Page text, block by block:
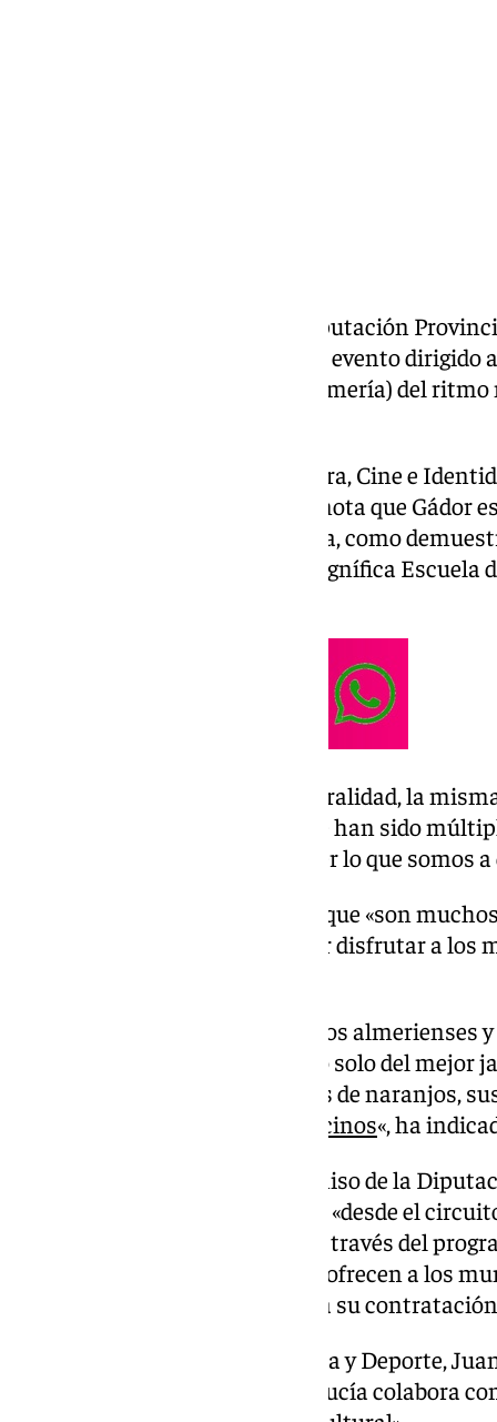
El Patio del Mandarino de la Diputación
‘, un evento
llenar el municipio de Gádor (Almería) del
La diputada provincial de Cultura, Cine e
Morales, ha trasladado en una nota que Gádor
cultura y en especial a la música, como
agrupaciones que posee y la magnífica Escuela
«El jazz es fusión, es multiculturalidad, la
en este valle del Andarax, donde han sido
han dejado su impronta para ser lo que somos
Del mismo modo, ha explicado que «son
esta música mestiza para hacer disfrutar a los
«Solo me queda invitar a todos los almerienses
disfruten durante estos días, no solo del mejor
maravilloso pueblo, sus campos de naranjos,
vecinos«, ha
Así, ha transmitido el compromiso de la
través de múltiples actividades, «desde el
anunciamos hace unos días o a través del
almeriense mediante el cual se ofrecen a los
distintos grupos adheridos para su
El delegado provincial de Cultura y Deporte,
«nuevamente la Junta de Andalucía colabora